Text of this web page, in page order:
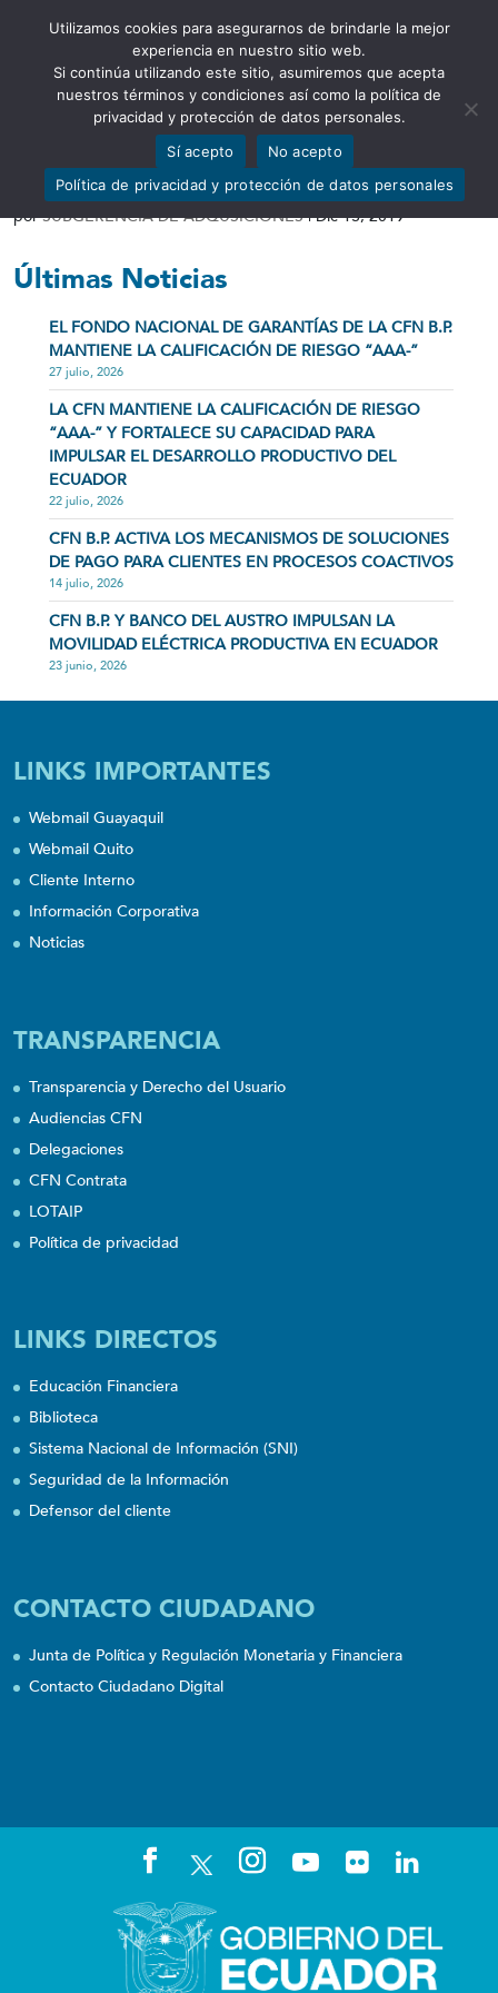
Abrir barra de herramientas
RESOLUCIÓN DE INICIO
porSUBGERENCIA DE ADQUSICIONES|Dic 13, 2019
Últimas Noticias
EL FONDO NACIONAL DE GARANTÍAS DE LA CFN B.P.
MANTIENE LA CALIFICACIÓN DE RIESGO “AAA-”
27 julio, 2026
LA CFN MANTIENE LA CALIFICACIÓN DE RIESGO
“AAA-” Y FORTALECE SU CAPACIDAD PARA
IMPULSAR EL DESARROLLO PRODUCTIVO DEL
ECUADOR
22 julio, 2026
CFN B.P. ACTIVA LOS MECANISMOS DE SOLUCIONES
DE PAGO PARA CLIENTES EN PROCESOS COACTIVOS
14 julio, 2026
CFN B.P. Y BANCO DEL AUSTRO IMPULSAN LA
MOVILIDAD ELÉCTRICA PRODUCTIVA EN ECUADOR
23 junio, 2026
LINKS IMPORTANTES
Webmail Guayaquil
Webmail Quito
Cliente Interno
Información Corporativa
Noticias
TRANSPARENCIA
Transparencia y Derecho del Usuario
Audiencias CFN
Delegaciones
CFN Contrata
LOTAIP
Política de privacidad
LINKS DIRECTOS
Educación Financiera
Biblioteca
Sistema Nacional de Información (SNI)
Seguridad de la Información
Defensor del cliente
CONTACTO CIUDADANO
Junta de Política y Regulación Monetaria y Financiera
Contacto Ciudadano Digital
Utilizamos cookies para asegurarnos de brindarle la mejor
experiencia en nuestro sitio web.
Si continúa utilizando este sitio, asumiremos que acepta
nuestros términos y condiciones así como la política de
privacidad y protección de datos personales.
Sí acepto
No acepto
Política de privacidad y protección de datos personales